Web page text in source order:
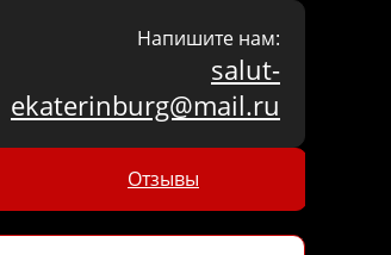
Напишите нам:
salut-
ekaterinburg@mail.ru
Отзывы